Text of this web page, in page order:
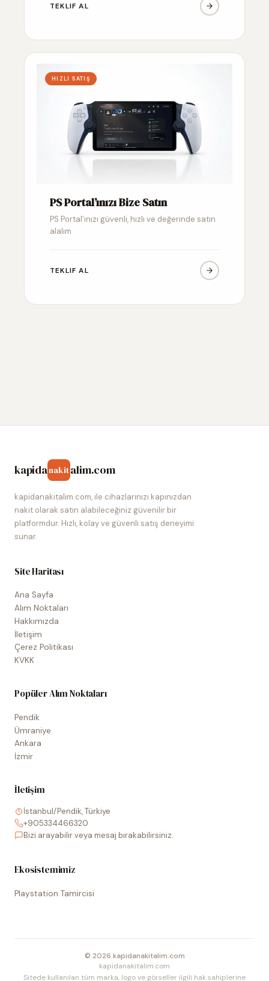
TEKLIF AL
HIZLI SATIŞ
PS Portal’ınızı Bize Satın
PS Portal’ınızı güvenli, hızlı ve değerinde satın
alalım
TEKLIF AL
kapidanakitalim.com
kapidanakitalim.com, ile cihazlarınızı kapınızdan
nakit olarak satın alabileceğiniz güvenilir bir
platformdur. Hızlı, kolay ve güvenli satış deneyimi
sunar.
Site Haritası
Ana Sayfa
Alım Noktaları
Hakkımızda
İletişim
Çerez Politikası
KVKK
Popüler Alım Noktaları
Pendik
Ümraniye
Ankara
İzmir
İletişim
İstanbul/Pendik, Türkiye
+905334466320
Bizi arayabilir veya mesaj bırakabilirsiniz.
Ekosistemimiz
Playstation Tamircisi
© 2026 kapidanakitalim.com
kapidanakitalim.com
Sitede kullanılan tüm marka, logo ve görseller ilgili hak sahiplerine